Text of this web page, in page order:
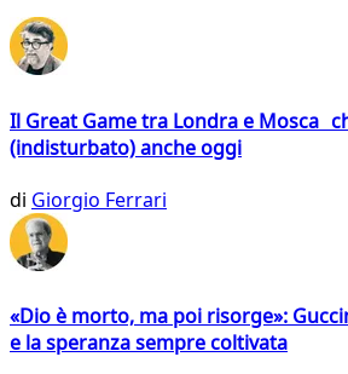
Il Great Game tra Londra e Mosca
(indisturbato) anche oggi
di Giorgio Ferrari
«Dio è morto, ma poi risorge»:
e la speranza sempre coltivata